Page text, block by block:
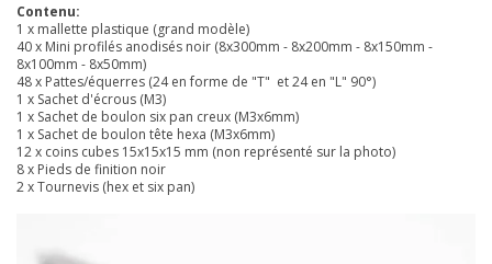
Contenu:
1 x mallette plastique (grand modèle)
40 x Mini profilés anodisés noir (8x300mm - 8x200mm - 8x150mm -
8x100mm - 8x50mm)
48 x Pattes/équerres (24 en forme de "T" et 24 en "L" 90°)
1 x Sachet d'écrous (M3)
1 x Sachet de boulon six pan creux (M3x6mm)
1 x Sachet de boulon tête hexa (M3x6mm)
12 x coins cubes 15x15x15 mm (non représenté sur la photo)
8 x Pieds de finition noir
2 x Tournevis (hex et six pan)